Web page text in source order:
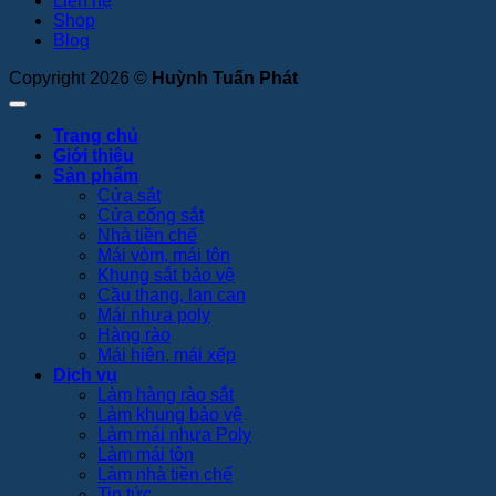
Shop
Blog
Copyright 2026 © Huỳnh Tuấn Phát
Trang chủ
Giới thiệu
Sản phẩm
Cửa sắt
Cửa cổng sắt
Nhà tiền chế
Mái vòm, mái tôn
Khung sắt bảo vệ
Cầu thang, lan can
Mái nhựa poly
Hàng rào
Mái hiên, mái xếp
Dịch vụ
Làm hàng rào sắt
Làm khung bảo vệ
Làm mái nhựa Poly
Làm mái tôn
Làm nhà tiền chế